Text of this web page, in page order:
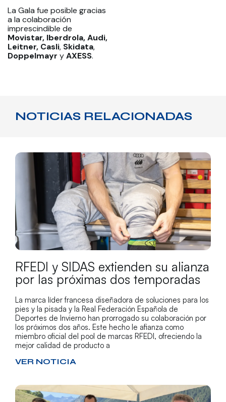
La Gala fue posible gracias
a la colaboración
imprescindible de
Movistar, Iberdrola, Audi,
Leitner, Casli, Skidata,
Doppelmayr yAXESS.
NOTICIAS RELACIONADAS
RFEDI y SIDAS extienden su alianza
por las próximas dos temporadas
La marca líder francesa diseñadora de soluciones para los
pies y la pisada y la Real Federación Española de
Deportes de Invierno han prorrogado su colaboración por
los próximos dos años. Este hecho le afianza como
miembro oficial del pool de marcas RFEDI, ofreciendo la
mejor calidad de producto a
VER NOTICIA